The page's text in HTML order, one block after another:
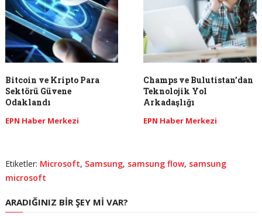
Bitcoin ve Kripto Para
Sektörü Güvene
Odaklandı
EPN Haber Merkezi
Champs ve Bulutistan’dan
Teknolojik Yol
Arkadaşlığı
EPN Haber Merkezi
Etiketler: Microsoft, Samsung, samsung flow, samsung
microsoft
ARADIĞINIZ BIR ŞEY MI VAR?